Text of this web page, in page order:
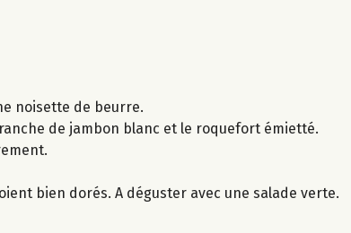
noisette de beurre.
de jambon blanc et le roquefort émietté.
bien dorés. A déguster avec une salade verte.